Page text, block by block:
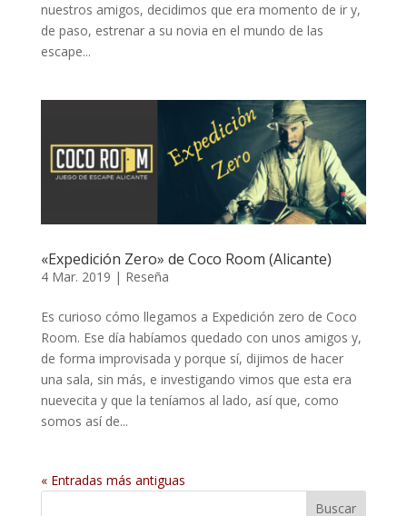
nuestros amigos, decidimos que era momento de ir y,
de paso, estrenar a su novia en el mundo de las
escape...
«Expedición Zero» de Coco Room (Alicante)
4 Mar. 2019 | Reseña
Es curioso cómo llegamos a Expedición zero de Coco
Room. Ese día habíamos quedado con unos amigos y,
de forma improvisada y porque sí, dijimos de hacer
una sala, sin más, e investigando vimos que esta era
nuevecita y que la teníamos al lado, así que, como
somos así de...
« Entradas más antiguas